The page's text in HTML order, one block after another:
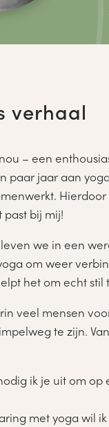
verhaal
– een
paar jaar aan
past bij mij!
we in een
om weer
het om echt
veel mensen
te zijn.
ik je uit om
met yoga wil